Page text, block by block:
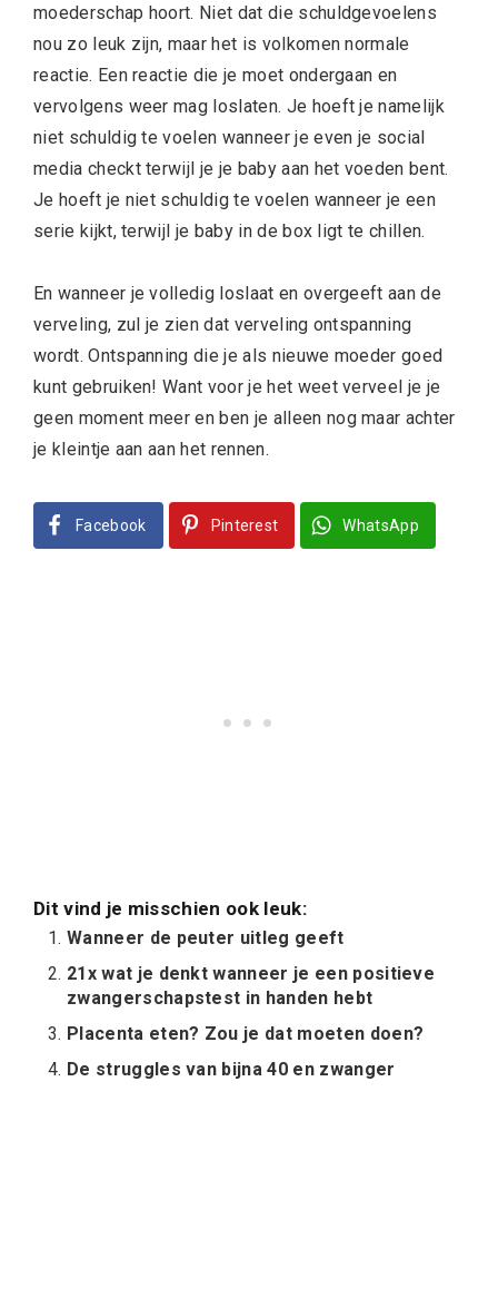
moederschap hoort. Niet dat die schuldgevoelens
nou zo leuk zijn, maar het is volkomen normale
reactie. Een reactie die je moet ondergaan en
vervolgens weer mag loslaten. Je hoeft je namelijk
niet schuldig te voelen wanneer je even je social
media checkt terwijl je je baby aan het voeden bent.
Je hoeft je niet schuldig te voelen wanneer je een
serie kijkt, terwijl je baby in de box ligt te chillen.
En wanneer je volledig loslaat en overgeeft aan de
verveling, zul je zien dat verveling ontspanning
wordt. Ontspanning die je als nieuwe moeder goed
kunt gebruiken! Want voor je het weet verveel je je
geen moment meer en ben je alleen nog maar achter
je kleintje aan aan het rennen.
Facebook Pinterest WhatsApp
Dit vind je misschien ook leuk:
Wanneer de peuter uitleg geeft
21x wat je denkt wanneer je een positieve
zwangerschapstest in handen hebt
Placenta eten? Zou je dat moeten doen?
De struggles van bijna 40 en zwanger